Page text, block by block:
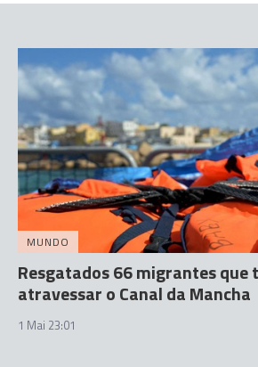
MUNDO
Resgatados 66 migrantes que
atravessar o Canal da Mancha
1 Mai 23:01